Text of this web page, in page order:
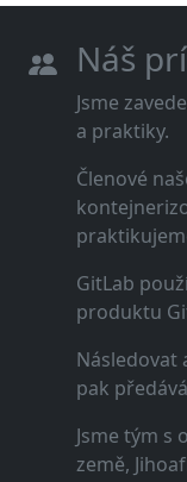
Náš
Jsme
a praktiky.
Členové
GitLab
produktu
Následovat
pak
Jsme tým s
země,